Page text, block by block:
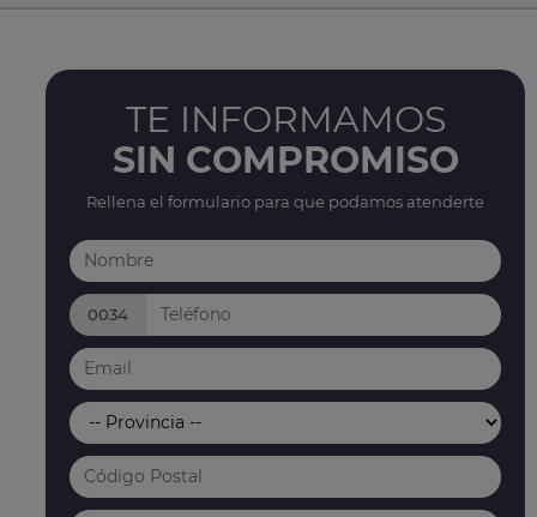
TE INFORMAMOS
SIN COMPROMISO
Rellena el formulario para que podamos atenderte
0034